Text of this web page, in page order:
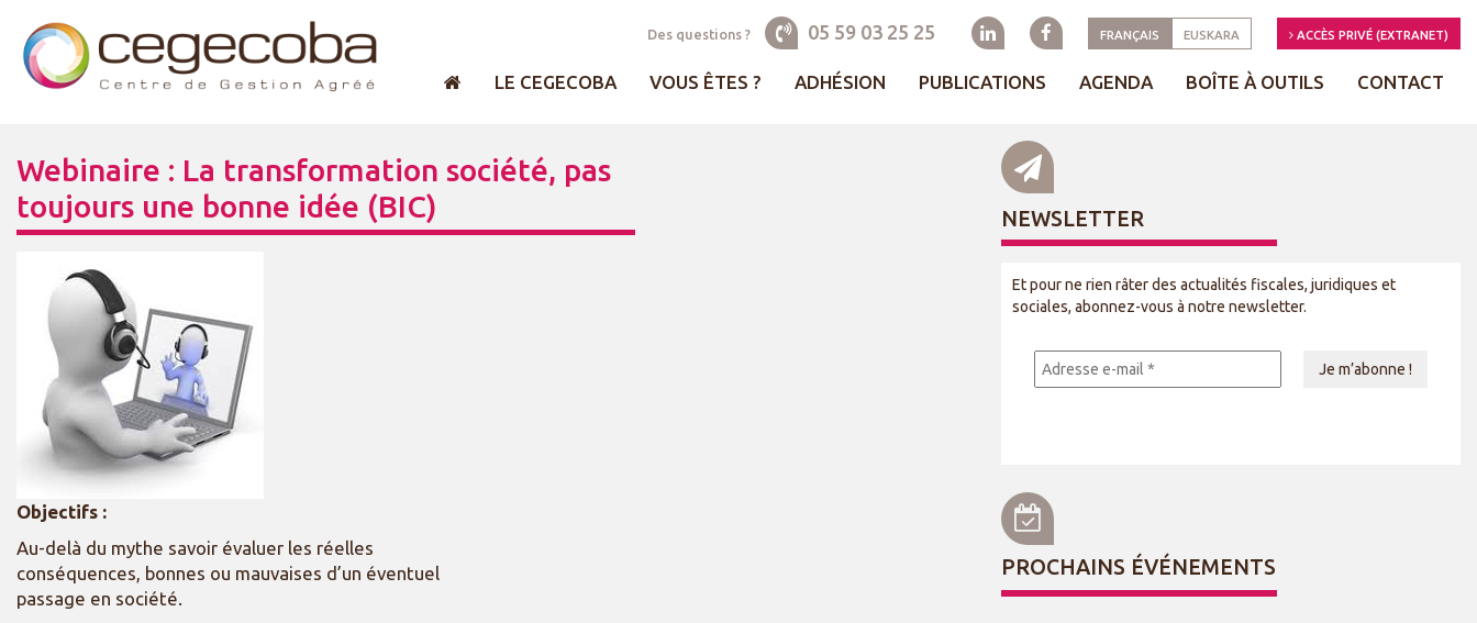
Des questions ? 05 59 03 25 25 FRANÇAIS EUSKARA ACCÈS PRIVÉ (EXTRANET)
LE CEGECOBA VOUS ÊTES ? ADHÉSION PUBLICATIONS AGENDA BOÎTE À OUTILS CONTACT
Webinaire : La transformation société, pas
toujours une bonne idée (BIC)
Objectifs :
Au-delà du mythe savoir évaluer les réelles
conséquences, bonnes ou mauvaises d’un éventuel
passage en société.
NEWSLETTER
Et pour ne rien râter des actualités fiscales, juridiques et
sociales, abonnez-vous à notre newsletter.
PROCHAINS ÉVÉNEMENTS